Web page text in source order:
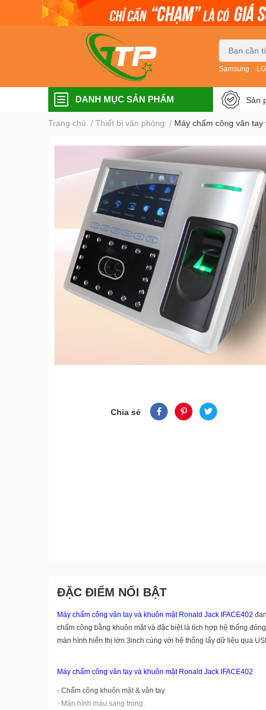
Samsung LG
DANH MỤC SẢN PHẨM Sản
Trang chủ / Thiết bị văn phòng / Máy chấm công vân
Chia sẻ
ĐẶC ĐIỂM NỔI BẬT
Máy chấm công vân tay và khuôn mặt Ronald Jack IFACE402
chấm công bằng khuôn mặt và đặc biệt là tích hợp hệ thống
màn hình hiển thị lớn 3inch cùng với hệ thống lấy dữ liệu qua
Máy chấm công vân tay và khuôn mặt Ronald Jack IFACE402
- Chấm công khuôn mặt & vân tay
- Màn hình màu sang trọng.